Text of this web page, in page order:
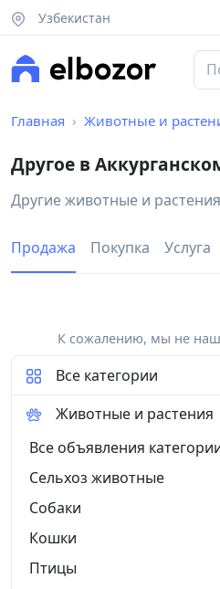
Узбекистан
Главная Животные и
Другое в
Другие животные и растения
Продажа Покупка Услуга
К сожалению, мы не
Все категории
Животные и растения
Все объявления
Сельхоз животные
Собаки
Кошки
Птицы